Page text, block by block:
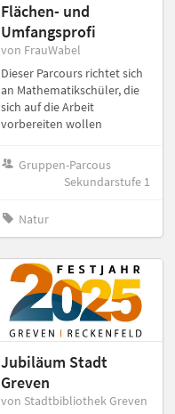
Flächen- und
Umfangsprofi
von FrauWabel
Dieser Parcours richtet sich
an Mathematikschüler, die
sich auf die Arbeit
vorbereiten wollen
Gruppen-Parcous
Sekundarstufe 1
Natur
Jubiläum Stadt
Greven
von Stadtbibliothek Greven